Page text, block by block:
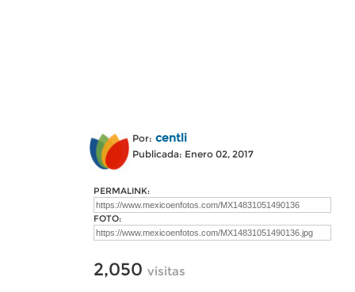
Por: centli
Publicada: Enero 02, 2017
PERMALINK:
FOTO:
2,050 visitas